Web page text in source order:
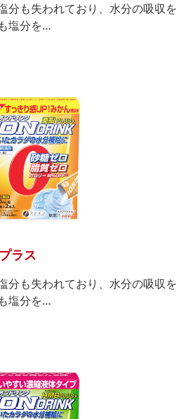
分も失われており、水分の吸収を
塩分を…
ラス
分も失われており、水分の吸収を
塩分を…